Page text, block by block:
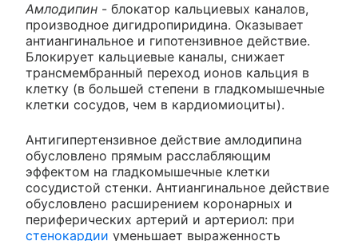
Амлодипин - блокатор кальциевых каналов,
производное дигидропиридина. Оказывает
антиангинальное и гипотензивное действие.
Блокирует кальциевые каналы, снижает
трансмембранный переход ионов кальция в
клетку (в большей степени в гладкомышечные
клетки сосудов, чем в кардиомиоциты).
Антигипертензивное действие амлодипина
обусловлено прямым расслабляющим
эффектом на гладкомышечные клетки
сосудистой стенки. Антиангинальное действие
обусловлено расширением коронарных и
периферических артерий и артериол: при
стенокардии уменьшает выраженность